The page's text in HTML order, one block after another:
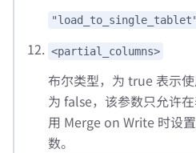
<partial_columns>
布尔类型，为 true 表示
为 false，该参数只允许
用 Merge on Write 时设
数。